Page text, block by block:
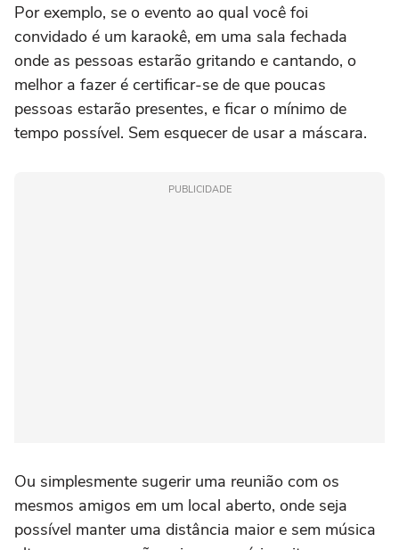
Por exemplo, se o evento ao qual você foi
convidado é um karaokê, em uma sala fechada
onde as pessoas estarão gritando e cantando, o
melhor a fazer é certificar-se de que poucas
pessoas estarão presentes, e ficar o mínimo de
tempo possível. Sem esquecer de usar a máscara.
PUBLICIDADE
Ou simplesmente sugerir uma reunião com os
mesmos amigos em um local aberto, onde seja
possível manter uma distância maior e sem música